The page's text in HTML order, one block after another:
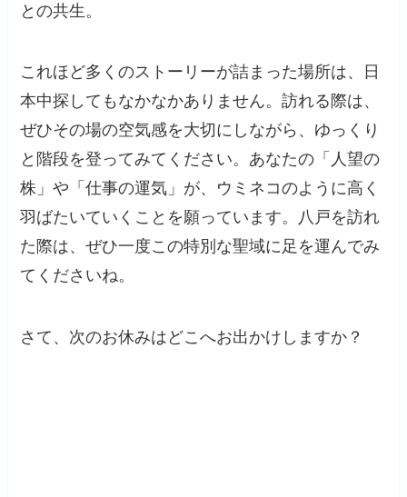
との共生。
これほど多くのストーリーが詰まった場所は、日
本中探してもなかなかありません。訪れる際は、
ぜひその場の空気感を大切にしながら、ゆっくり
と階段を登ってみてください。あなたの「人望の
株」や「仕事の運気」が、ウミネコのように高く
羽ばたいていくことを願っています。八戸を訪れ
た際は、ぜひ一度この特別な聖域に足を運んでみ
てくださいね。
さて、次のお休みはどこへお出かけしますか？